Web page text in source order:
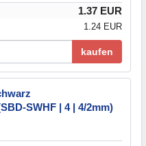
1.37 EUR
1.24 EUR
kaufen
SWHF | 4 | 4/2mm)